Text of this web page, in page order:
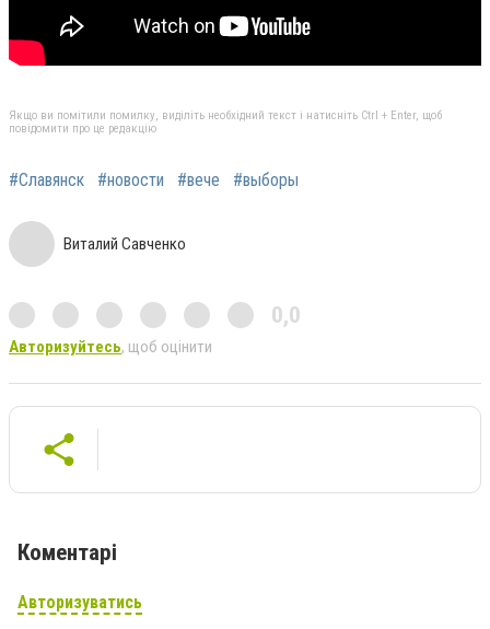
Якщо ви помітили помилку, виділіть необхідний текст і натисніть Ctrl + Enter, щоб
повідомити про це редакцію
#Славянск #новости #вече #выборы
Виталий Савченко
0,0
Авторизуйтесь, щоб оцінити
Коментарі
Авторизуватись